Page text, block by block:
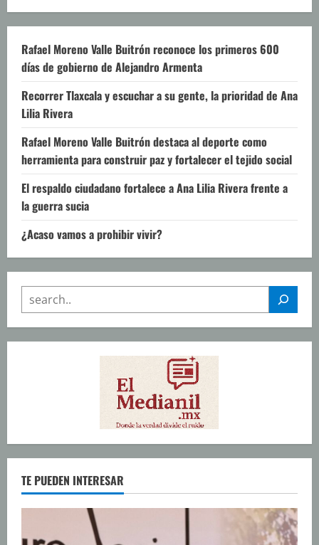
Rafael Moreno Valle Buitrón reconoce los primeros 600
días de gobierno de Alejandro Armenta
Recorrer Tlaxcala y escuchar a su gente, la prioridad de Ana
Lilia Rivera
Rafael Moreno Valle Buitrón destaca al deporte como
herramienta para construir paz y fortalecer el tejido social
El respaldo ciudadano fortalece a Ana Lilia Rivera frente a
la guerra sucia
¿Acaso vamos a prohibir vivir?
SEARCH
TE PUEDEN INTERESAR